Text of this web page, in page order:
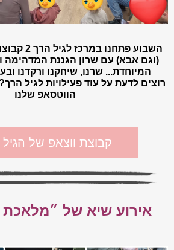
השבוע
(וגם אבא) עם שרון הגננת המדהימה
המיוחדת... שרנו, שיחקנו ורקדנו
רוצים לדעת על עוד פעילויות לגיל
הווטסאפ שלנו
קבוצת ווצאפ של
אירוע שיא של